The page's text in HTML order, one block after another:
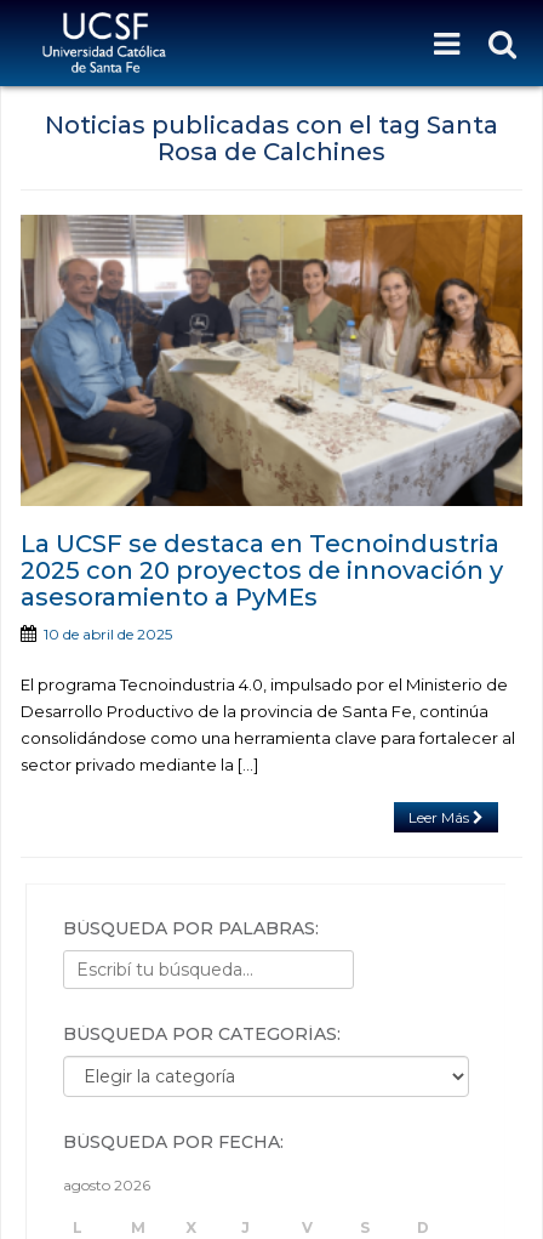
Noticias publicadas con el tag Santa
Rosa de Calchines
La UCSF se destaca en Tecnoindustria
2025 con 20 proyectos de innovación y
asesoramiento a PyMEs
10 de abril de 2025
El programa Tecnoindustria 4.0, impulsado por el Ministerio de
Desarrollo Productivo de la provincia de Santa Fe, continúa
consolidándose como una herramienta clave para fortalecer al
sector privado mediante la […]
Leer Más
BÚSQUEDA POR PALABRAS:
BÚSQUEDA POR CATEGORÍAS:
Búsqueda por categorías:
BÚSQUEDA POR FECHA:
agosto 2026
L M X J V S D